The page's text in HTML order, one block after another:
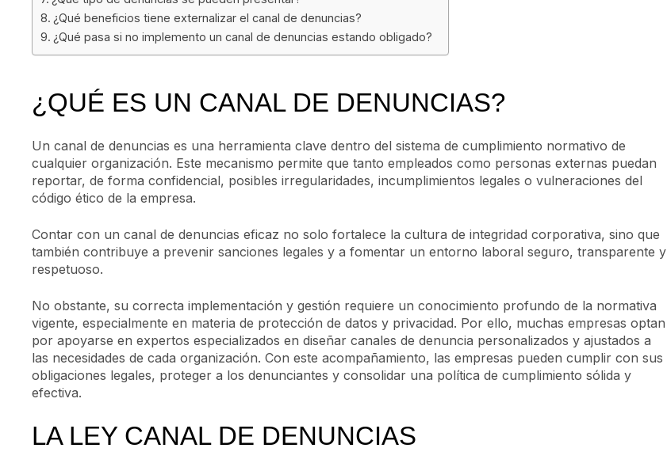
¿Qué beneficios tiene externalizar el canal de denuncias?
¿Qué pasa si no implemento un canal de denuncias estando obligado?
¿QUÉ ES UN CANAL DE DENUNCIAS?
Un canal de denuncias es una herramienta clave dentro del sistema de cumplimiento normativo de
cualquier organización. Este mecanismo permite que tanto empleados como personas externas puedan
reportar, de forma confidencial, posibles irregularidades, incumplimientos legales o vulneraciones del
código ético de la empresa.
Contar con un canal de denuncias eficaz no solo fortalece la cultura de integridad corporativa, sino que
también contribuye a prevenir sanciones legales y a fomentar un entorno laboral seguro, transparente y
respetuoso.
No obstante, su correcta implementación y gestión requiere un conocimiento profundo de la normativa
vigente, especialmente en materia de protección de datos y privacidad. Por ello, muchas empresas optan
por apoyarse en expertos especializados en diseñar canales de denuncia personalizados y ajustados a
las necesidades de cada organización. Con este acompañamiento, las empresas pueden cumplir con sus
obligaciones legales, proteger a los denunciantes y consolidar una política de cumplimiento sólida y
efectiva.
LA LEY CANAL DE DENUNCIAS